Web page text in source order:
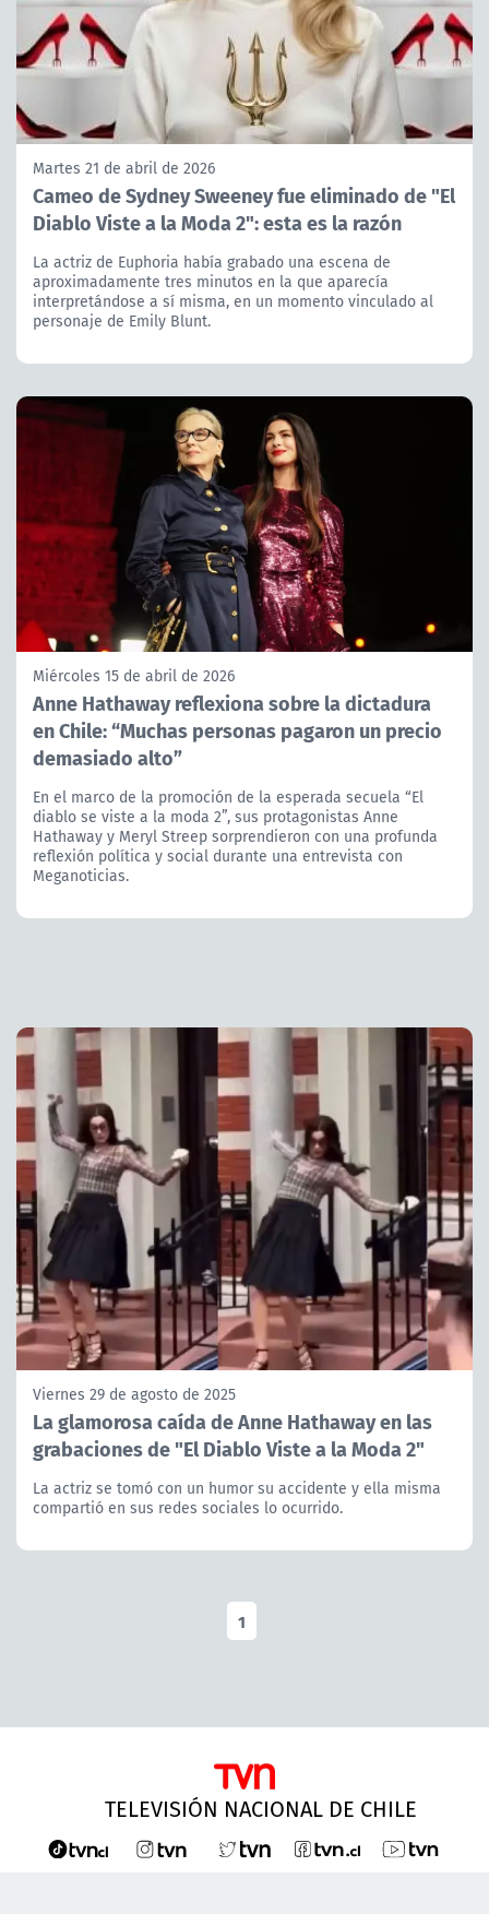
Martes 21 de abril de 2026
Cameo de Sydney Sweeney fue eliminado de "El
Diablo Viste a la Moda 2": esta es la razón
La actriz de Euphoria había grabado una escena de
aproximadamente tres minutos en la que aparecía
interpretándose a sí misma, en un momento vinculado al
personaje de Emily Blunt.
Miércoles 15 de abril de 2026
Anne Hathaway reflexiona sobre la dictadura
en Chile: “Muchas personas pagaron un precio
demasiado alto”
En el marco de la promoción de la esperada secuela “El
diablo se viste a la moda 2”, sus protagonistas Anne
Hathaway y Meryl Streep sorprendieron con una profunda
reflexión política y social durante una entrevista con
Meganoticias.
Viernes 29 de agosto de 2025
La glamorosa caída de Anne Hathaway en las
grabaciones de "El Diablo Viste a la Moda 2"
La actriz se tomó con un humor su accidente y ella misma
compartió en sus redes sociales lo ocurrido.
1
TELEVISIÓN NACIONAL DE CHILE